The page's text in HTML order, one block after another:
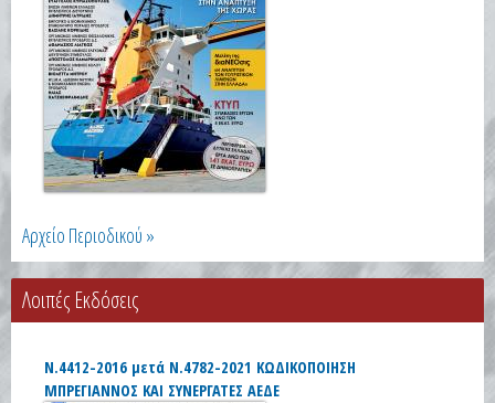
Αρχείο Περιοδικού »
Λοιπές Εκδόσεις
Ν.4412-2016 μετά Ν.4782-2021 ΚΩΔΙΚΟΠΟΙΗΣΗ
ΜΠΡΕΓΙΑΝΝΟΣ ΚΑΙ ΣΥΝΕΡΓΑΤΕΣ ΑΕΔΕ